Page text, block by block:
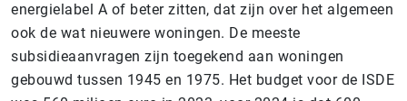
energielabel A of beter zitten, dat zijn over het algemeen
ook de wat nieuwere woningen. De meeste
subsidieaanvragen zijn toegekend aan woningen
gebouwd tussen 1945 en 1975. Het budget voor de ISDE